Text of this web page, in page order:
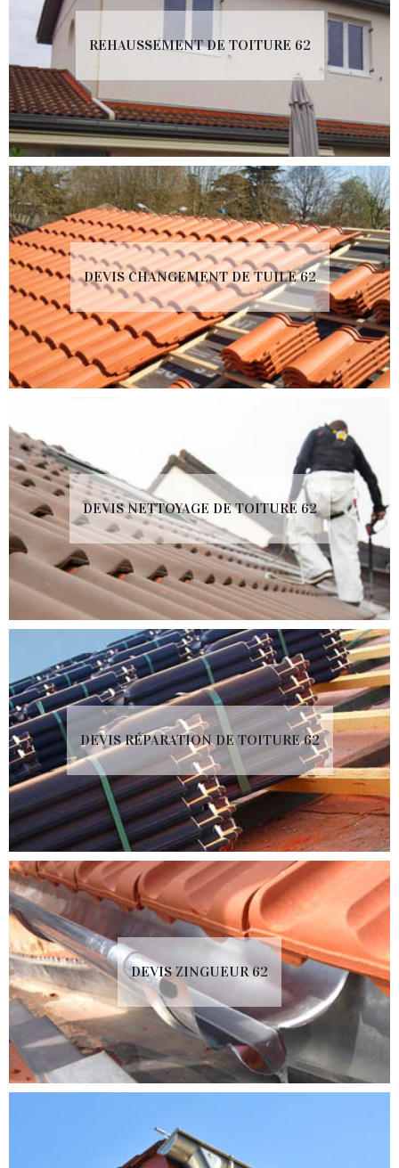
REHAUSSEMENT DE TOITURE 62
DEVIS CHANGEMENT DE TUILE 62
DEVIS NETTOYAGE DE TOITURE 62
DEVIS RÉPARATION DE TOITURE 62
DEVIS ZINGUEUR 62